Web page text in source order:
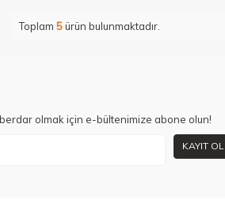
Toplam 5ürün bulunmaktadır.
olmak için e-bültenimize abone olun!
KAYIT OL